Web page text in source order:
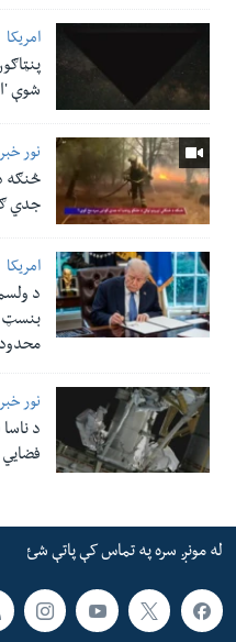
امریکا
شوې
نور
څنګه
جدي
امریکا
د
بنسټ
نور
د
له مونږ سره په تماس کې پاتې شئ